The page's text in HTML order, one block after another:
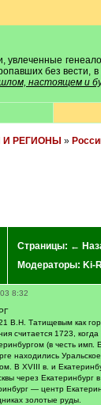
без вести,
настоящем и
РЕГИОНЫ »
Страницы: ←
Модераторы: Ki-
8:32
В.Н. Татищевым как
считается 1723,
(в честь имп.
находились
В XVIII в. и
через Екатеринбург
— центр
золотые руды.